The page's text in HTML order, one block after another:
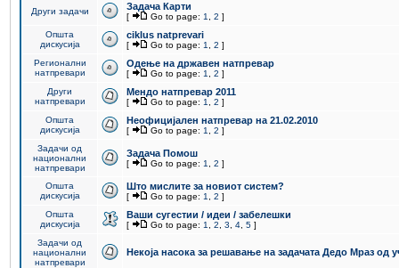
Други задачи Задача Карти
[ Go to page: 1 2 ]
Општа
дискусија
ciklus natprevari
[ Go to page: 1 2 ]
Регионални
натпревари
Одење на државен натпревар
[ Go to page: 1 2 ]
Други
натпревари
Мендо натпревар 2011
[ Go to page: 1 2 ]
Општа
дискусија
Неофицијален натпревар на 21.02.2010
[ Go to page: 1 2 ]
Задачи од
национални
натпревари
Задача Помош
[ Go to page: 1 2 ]
Општа
дискусија
Што мислите за новиот систем?
[ Go to page: 1 2 ]
Општа
дискусија
Ваши сугестии / идеи / забелешки
[ Go to page: 1 2 3 4 5 ]
Задачи од
национални
натпревари
Некоја насока за решавање на задачата Дедо Мраз од